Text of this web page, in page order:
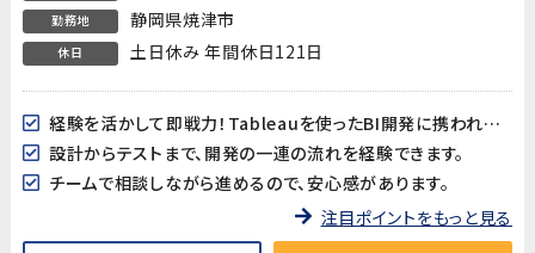
勤務地 静岡県焼津市
休日 土日休み 年間休日121日
経験を活かして即戦力！Tableauを使ったBI開発に携われます。
設計からテストまで、開発の一連の流れを経験できます。
チームで相談しながら進めるので、安心感があります。
注目ポイントをもっと見る